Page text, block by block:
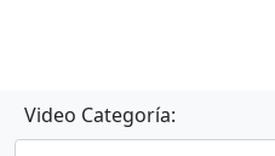
Video Categoría: